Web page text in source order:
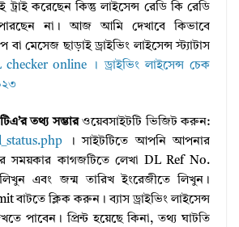
ট্রাই করেছেন কিন্তু লাইসেন্স রেডি কি রেডি
না। আজ আমি দেখাবে কিভাবে
মেসেজ ছাড়াই ড্রাইভিং লাইসেন্স স্ট্যাটাস
checker online । ড্রাইভিং লাইসেন্স চেক
তথ্য সম্ভারওয়েবসাইটটি ভিজিট করুন:
। সাইটটিতে আপনি আপনার
সময়কার কাগজটিতে লেখা DL Ref No.
লিখুন এবং জন্ম তারিখ ইংরেজীতে লিখুন।
ক্লিক করুন। ব্যাস ড্রাইভিং লাইসেন্স
পাবেন। প্রিন্ট হয়েছে কিনা, তথ্য ঘাটতি